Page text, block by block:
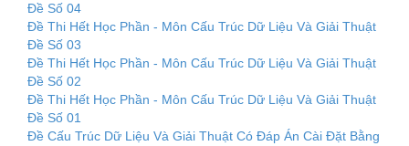
Đề Số 04
Đề Thi Hết Học Phần - Môn Cấu Trúc Dữ Liệu Và Giải Thuật
Đề Số 03
Đề Thi Hết Học Phần - Môn Cấu Trúc Dữ Liệu Và Giải Thuật
Đề Số 02
Đề Thi Hết Học Phần - Môn Cấu Trúc Dữ Liệu Và Giải Thuật
Đề Số 01
Đề Cấu Trúc Dữ Liệu Và Giải Thuật Có Đáp Án Cài Đặt Bằng